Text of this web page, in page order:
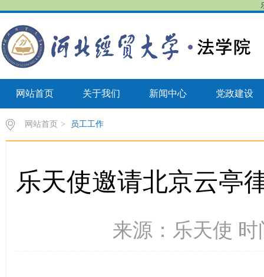
网站首页 关于我们 新闻中心 党政建设
网站首页 > 员工工作
乐天使邀请北京云亭
来源：乐天使 时